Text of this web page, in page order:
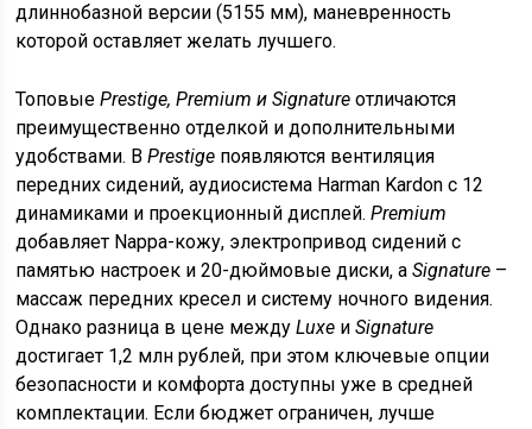
длиннобазной версии (5155 мм), маневренность
которой оставляет желать лучшего.
ТоповыеPrestige, Premium и Signature отличаются
преимущественно отделкой и дополнительными
удобствами. ВPrestige появляются вентиляция
передних сидений, аудиосистема Harman Kardon с 12
динамиками и проекционный дисплей.Premium
добавляет Nappa-кожу, электропривод сидений с
памятью настроек и 20-дюймовые диски, аSignature –
массаж передних кресел и систему ночного видения.
Однако разница в цене междуLuxe иSignature
достигает 1,2 млн рублей, при этом ключевые опции
безопасности и комфорта доступны уже в средней
комплектации. Если бюджет ограничен, лучше